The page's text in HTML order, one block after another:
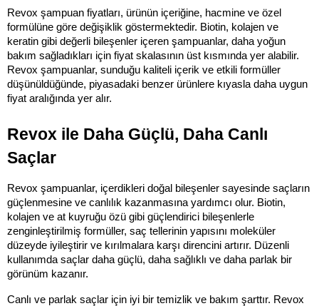
Revox şampuan fiyatları, ürünün içeriğine, hacmine ve özel
formülüne göre değişiklik göstermektedir. Biotin, kolajen ve
keratin gibi değerli bileşenler içeren şampuanlar, daha yoğun
bakım sağladıkları için fiyat skalasının üst kısmında yer alabilir.
Revox şampuanlar, sunduğu kaliteli içerik ve etkili formüller
düşünüldüğünde, piyasadaki benzer ürünlere kıyasla daha uygun
fiyat aralığında yer alır.
Revox ile Daha Güçlü, Daha Canlı
Saçlar
Revox şampuanlar, içerdikleri doğal bileşenler sayesinde saçların
güçlenmesine ve canlılık kazanmasına yardımcı olur. Biotin,
kolajen ve at kuyruğu özü gibi güçlendirici bileşenlerle
zenginleştirilmiş formüller, saç tellerinin yapısını moleküler
düzeyde iyileştirir ve kırılmalara karşı direncini artırır. Düzenli
kullanımda saçlar daha güçlü, daha sağlıklı ve daha parlak bir
görünüm kazanır.
Canlı ve parlak saçlar için iyi bir temizlik ve bakım şarttır. Revox